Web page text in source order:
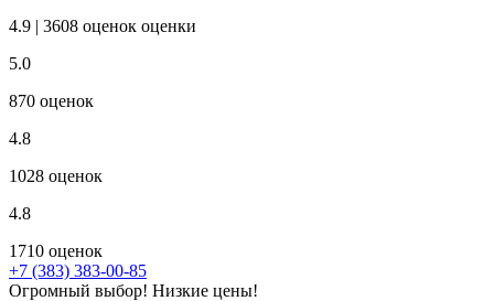
4.9 | 3608 оценок оценки
5.0
870 оценок
4.8
1028 оценок
4.8
1710 оценок
+7 (383) 383-00-85
Огромный выбор! Низкие цены!